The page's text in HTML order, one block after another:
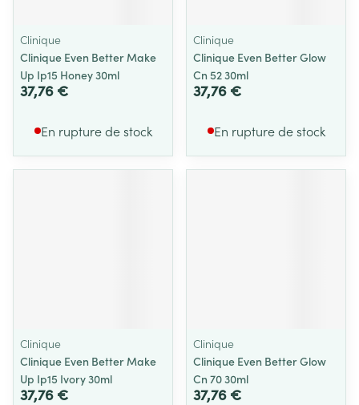
Clinique
Clinique Even Better Make
Up Ip15 Honey 30ml
37,76 €
En rupture de stock
Clinique
Clinique Even Better Glow
Cn 52 30ml
37,76 €
En rupture de stock
Clinique
Clinique Even Better Make
Up Ip15 Ivory 30ml
37,76 €
Clinique
Clinique Even Better Glow
Cn 70 30ml
37,76 €